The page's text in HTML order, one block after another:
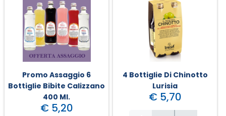
Promo Assaggio 6
Bottiglie Bibite Calizzano
400 Ml.
€ 5,20
4 Bottiglie Di Chinotto
Lurisia
€ 5,70